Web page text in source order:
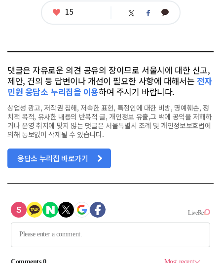
좋
15 트 페 카
댓글은 자유로운 의견 공유의 장이므로 서울시에 대한 신고,
제안, 건의 등 답변이나 개선이 필요한 사항에 대해서는 전자
민원 응답소 누리집을 이용하여 주시기 바랍니다.
상업성 광고, 저작권 침해, 저속한 표현, 특정인에 대한 비방, 명예훼손, 정
치적 목적, 유사한 내용의 반복적 글, 개인정보 유출,그 밖에 공익을 저해하
거나 운영 취지에 맞지 않는 댓글은 서울특별시 조례 및 개인정보보호법에
의해 통보없이 삭제될 수 있습니다.
응답소 누리집 바로가기